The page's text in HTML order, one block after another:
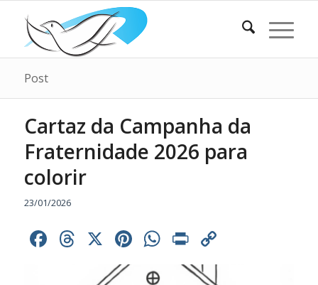
Post
Cartaz da Campanha da
Fraternidade 2026 para
colorir
23/01/2026
Facebook
Threads
X Pinterest
WhatsApp
Print